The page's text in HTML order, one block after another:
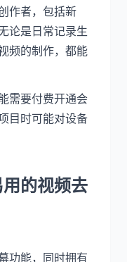
作者，包括新
论是日常记录生
频的制作，都能
需要付费开通会
目时可能对设备
的视频去
功能，同时拥有